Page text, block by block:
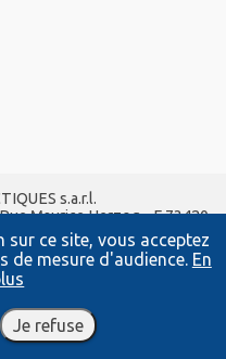
ce site, vous acceptez
de mesure d'audience. En
Je refuse
s.a.r.l.
Maurice Herzog - F 73420
LAC
:04 56 42 80 71
didactiques.fr